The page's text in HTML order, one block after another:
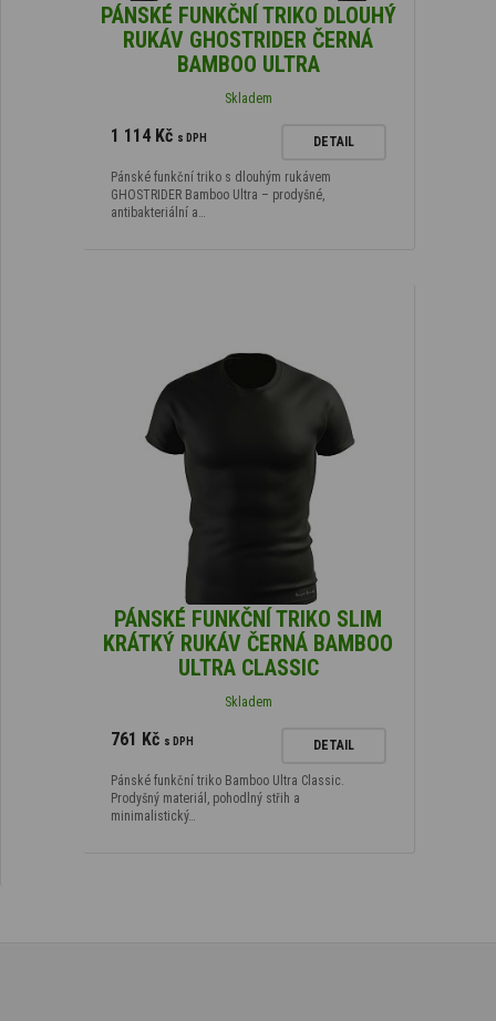
PÁNSKÉ FUNKČNÍ TRIKO DLOUHÝ
RUKÁV GHOSTRIDER ČERNÁ
BAMBOO ULTRA
Skladem
1 114 Kč s DPH DETAIL
Pánské funkční triko s dlouhým rukávem
GHOSTRIDER Bamboo Ultra – prodyšné,
antibakteriální a…
PÁNSKÉ FUNKČNÍ TRIKO SLIM
KRÁTKÝ RUKÁV ČERNÁ BAMBOO
ULTRA CLASSIC
Skladem
761 Kč s DPH DETAIL
Pánské funkční triko Bamboo Ultra Classic.
Prodyšný materiál, pohodlný střih a
minimalistický…